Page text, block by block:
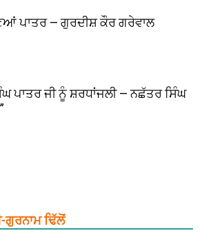
ਪਾਤਰ — ਗੁਰਦੀਸ਼ ਕੌਰ ਗਰੇਵਾਲ
ਪਾਤਰ ਜੀ ਨੂੰ ਸ਼ਰਧਾਂਜਲੀ — ਨਛੱਤਰ ਸਿੰਘ
ਗੁਰਨਾਮ ਢਿੱਲੋਂ